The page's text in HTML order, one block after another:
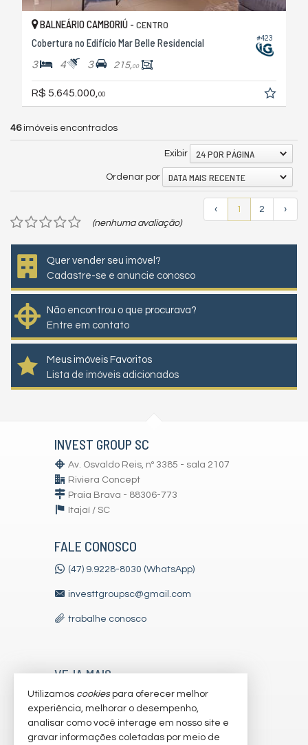
#423
BALNEÁRIO CAMBORIÚ - CENTRO
Cobertura no Edifício Mar Belle Residencial
3 4 3 215,00
R$ 5.645.000, 00
46imóveis encontrados
Exibir 24 POR PÁGINA
Ordenar por DATA MAIS RECENTE
‹ 1 2
›
(nenhuma avaliação)
Quer vender seu imóvel?
Cadastre-se e anuncie conosco
Não encontrou o que procurava?
Entre em contato
Meus imóveis Favoritos
Lista de imóveis adicionados
INVEST GROUP SC
Av. Osvaldo Reis, nº 3385 - sala 2107
Riviera Concept
Praia Brava - 88306-773
Itajaí / SC
FALE CONOSCO
(47) 9.9228-8030 (WhatsApp)
investtgroupsc@gmail.com
trabalhe conosco
VEJA MAIS
receba nosso newsletter
indicadores financeiros
Utilizamos cookiespara oferecer melhor
experiência, melhorar o desempenho,
analisar como você interage em nosso site e
gravar informações coletadas por meio de